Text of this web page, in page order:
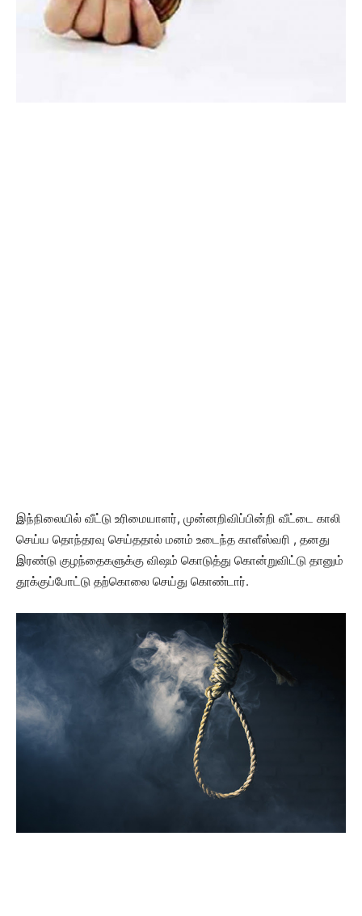
இந்நிலையில் வீட்டு உரிமையாளர், முன்னறிவிப்பின்றி வீட்டை காலி
செய்ய தொந்தரவு செய்ததால் மனம் உடைந்த காளீஸ்வரி , தனது
இரண்டு குழந்தைகளுக்கு விஷம் கொடுத்து கொன்றுவிட்டு தானும்
தூக்குப்போட்டு தற்கொலை செய்து கொண்டார்.